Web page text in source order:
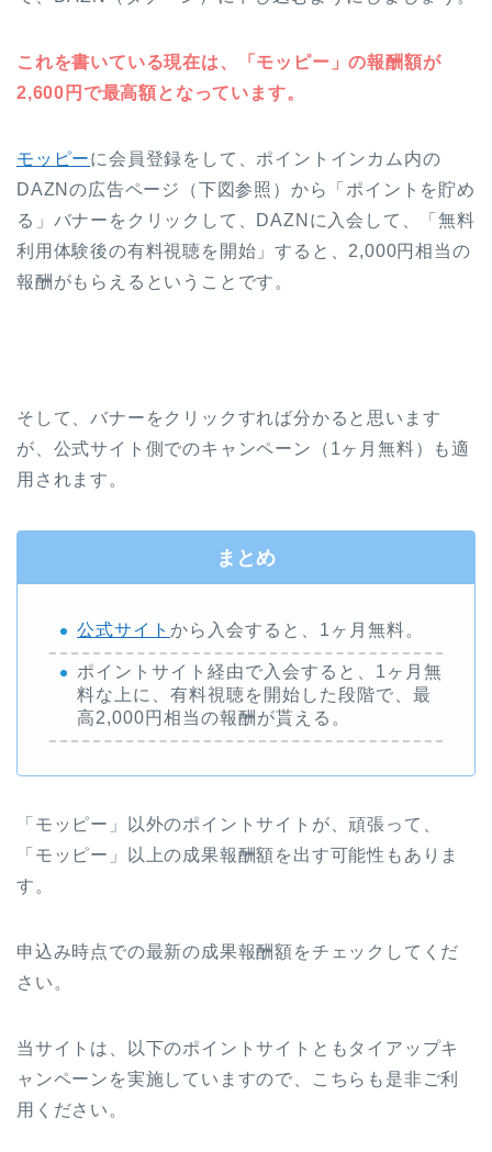
これを書いている現在は、「モッピー」の報酬額が
2,600円で最高額となっています。
モッピーに会員登録をして、ポイントインカム内の
DAZNの広告ページ（下図参照）から「ポイントを貯め
る」バナーをクリックして、DAZNに入会して、「無料
利用体験後の有料視聴を開始」すると、2,000円相当の
報酬がもらえるということです。
そして、バナーをクリックすれば分かると思います
が、公式サイト側でのキャンペーン（1ヶ月無料）も適
用されます。
まとめ
公式サイト から入会すると、1ヶ月無料。
ポイントサイト経由で入会すると、1ヶ月無
料な上に、有料視聴を開始した段階で、最
高2,000円相当の報酬が貰える。
「モッピー」以外のポイントサイトが、頑張って、
「モッピー」以上の成果報酬額を出す可能性もありま
す。
申込み時点での最新の成果報酬額をチェックしてくだ
さい。
当サイトは、以下のポイントサイトともタイアップキ
ャンペーンを実施していますので、こちらも是非ご利
用ください。